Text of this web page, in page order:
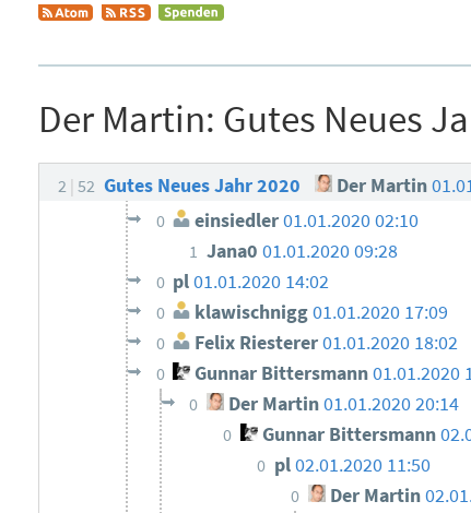
Der Martin: Gutes Neues
2 52 Gutes Neues Jahr 2020 Der Martin
0 einsiedler01.01.2020 02:10
1 Jana001.01.2020 09:28
0 pl01.01.2020 14:02
0 klawischnigg01.01.2020 17:09
0 Felix Riesterer01.01.2020 18:02
0 Gunnar Bittersmann01.01.2020
0 Der Martin01.01.2020 20:14
0 Gunnar Bittersmann
0 pl02.01.2020 11:50
0 Der Martin